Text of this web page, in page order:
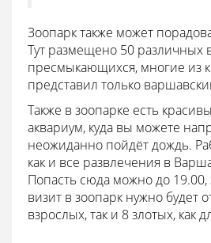
Зоопарк также может
Тут размещено 50 различных
пресмыкающихся, многие из
представил только
Также в зоопарке есть
аквариум, куда вы можете
неожиданно пойдёт дождь.
как и все развлечения в
Попасть сюда можно до 19.00,
визит в зоопарк нужно будет
взрослых, так и 8 злотых, как